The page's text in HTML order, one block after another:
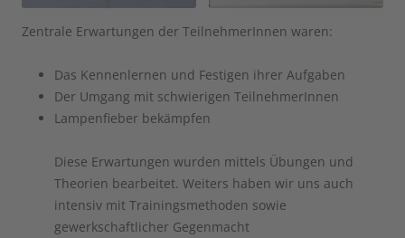
Zentrale Erwartungen der TeilnehmerInnen waren:
Das Kennenlernen und Festigen ihrer Aufgaben
Der Umgang mit schwierigen TeilnehmerInnen
Lampenfieber bekämpfen
Diese Erwartungen wurden mittels Übungen und
Theorien bearbeitet. Weiters haben wir uns auch
intensiv mit Trainingsmethoden sowie
gewerkschaftlicher Gegenmacht